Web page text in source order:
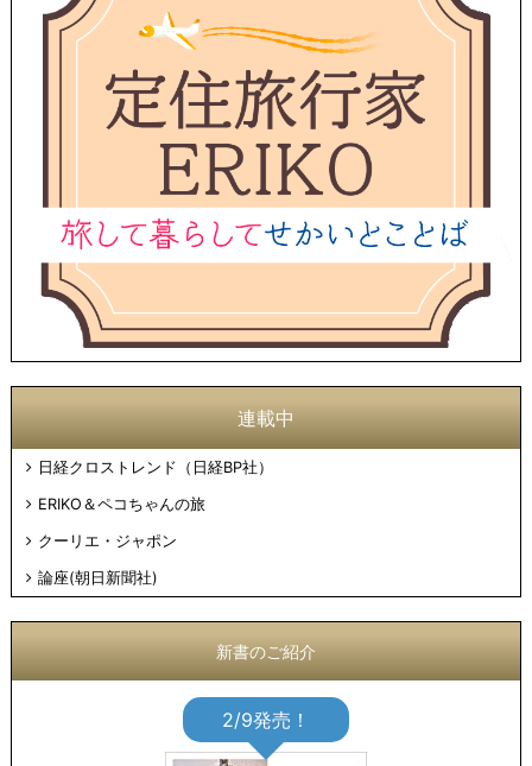
連載中
日経クロストレンド（日経BP社）
ERIKO＆ペコちゃんの旅
クーリエ・ジャポン
論座(朝日新聞社)
新書のご紹介
2/9発売！